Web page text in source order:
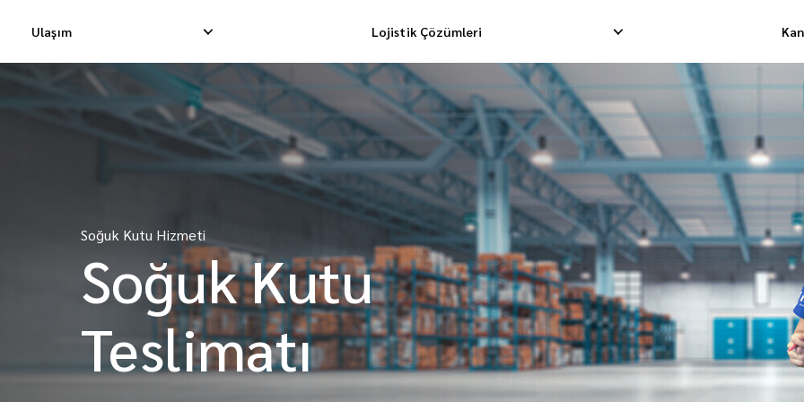
Ulaşım Lojistik Çözümleri
Yurtiçi Kargo Teslimatı
Uluslararası Dropship Teslimatı
Uluslararası Kargo Teslimatı
Uluslararası Konsolidasyon Taşımacılığı
Tersine Toplama
İade Yönetimi
Depolama Hizmeti
Fullfillment
Soğuk Kutu Hizmeti
Soğuk Kutu
Teslimatı